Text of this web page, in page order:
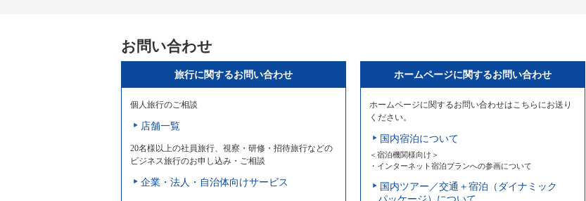
お問い合わせ
旅行に関するお問い合わせ
個人旅行のご相談
店舗一覧
20名様以上の社員旅行、視察・研修・招待旅行などの
ビジネス旅行のお申し込み・ご相談
企業・法人・自治体向けサービス
ホームページに関するお問い合わせ
ホームページに関するお問い合わせはこちらにお送り
ください。
国内宿泊について
＜宿泊機関様向け＞
・インターネット宿泊プランへの参画について
国内ツアー／交通＋宿泊（ダイナミック